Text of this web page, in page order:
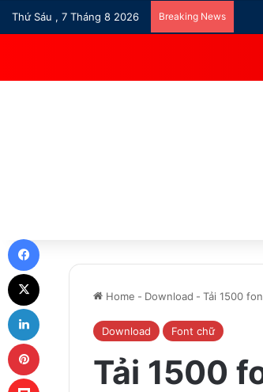
Thứ Sáu , 7 Tháng 8 2026 Breaking News
Home - Download - Tải 1500
Download Font chữ
Tải 1500